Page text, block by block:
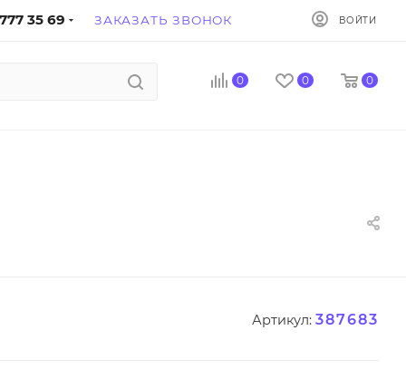
35 69 ЗАКАЗАТЬ ЗВОНОК ВОЙТИ
0 0 0
Артикул: 387683